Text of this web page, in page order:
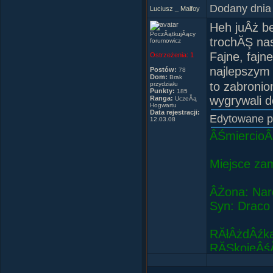
MĂłj nick
pisaĂŚ
Luciusz _ Malfoy Dodany
PoczÂątkujÂący
forumowicz
Ostrzeżenia: 1
Postów: 78
Dom: Brak
przydziału
Punkty: 185
Ranga: UczeĂą
Hogwartu
Data rejestracji:
12.03.08
Heh juÂż
trochĂŞ
Fajne,
to
wygrywali
Edytowane
Miejsce
ÂŻona:
Syn: